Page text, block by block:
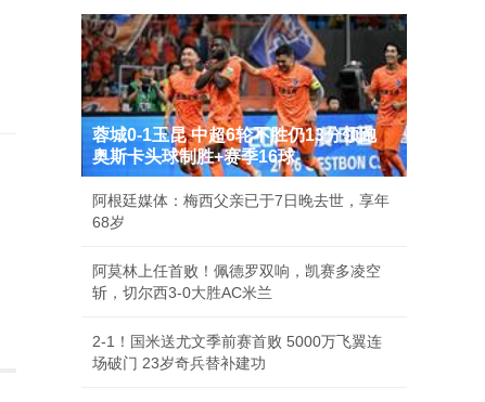
蓉城0-1玉昆 中超6轮不胜仍13分领跑
奥斯卡头球制胜+赛季16球
阿根廷媒体：梅西父亲已于7日晚去世，享年
68岁
阿莫林上任首败！佩德罗双响，凯赛多凌空
斩，切尔西3-0大胜AC米兰
2-1！国米送尤文季前赛首败 5000万飞翼连
场破门 23岁奇兵替补建功